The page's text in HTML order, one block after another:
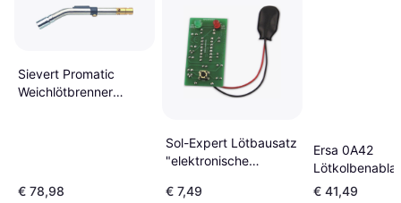
Sievert Promatic
Weichlötbrenner
€ 78,98
Sol-Expert Lötbausatz
"elektronische
€ 7,49
Ersa 0A42
€ 41,49